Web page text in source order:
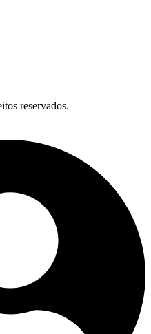
reservados.